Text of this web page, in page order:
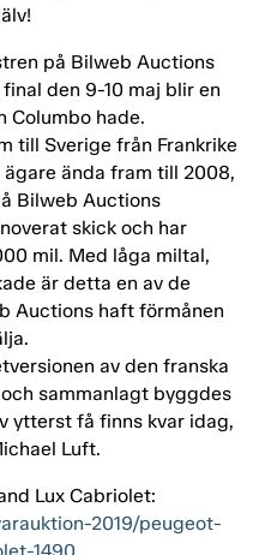
på Bilweb Auctions
den 9-10 maj blir en
Columbo hade.
till Sverige från Frankrike
ägare ända fram till 2008,
Bilweb Auctions
skick och har
mil. Med låga miltal,
är detta en av de
Auctions haft förmånen
av den franska
sammanlagt byggdes
ytterst få finns kvar idag,
Luft.
Lux Cabriolet:
2019/peugeot-
1490